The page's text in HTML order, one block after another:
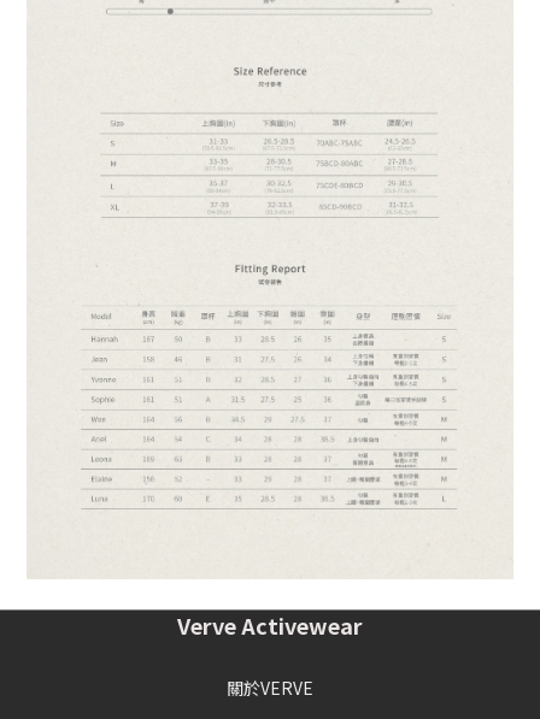
Verve Activewear
關於VERVE